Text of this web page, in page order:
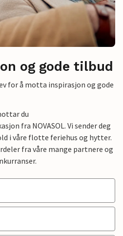
og gode tilbud
for å motta inspirasjon og gode
du
fra NOVASOL. Vi sender deg
i våre flotte feriehus og hytter.
fra våre mange partnere og